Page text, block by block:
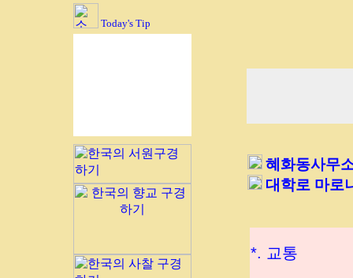
Today's Tip
혜화동사무
대학로 마로
*. 교통